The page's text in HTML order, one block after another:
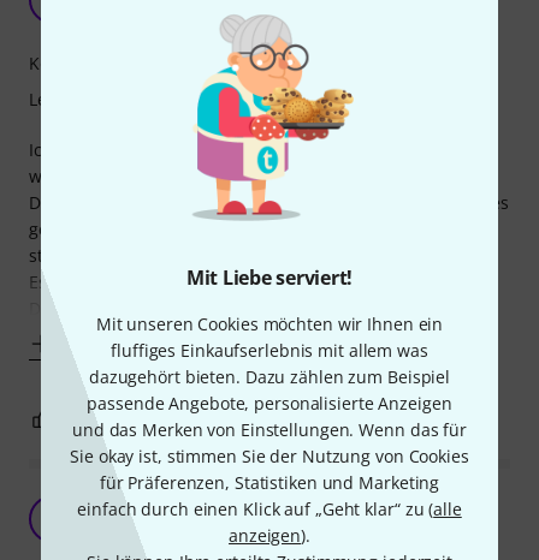
Mit Liebe serviert!
Mit unseren Cookies möchten wir Ihnen ein
fluffiges Einkaufserlebnis mit allem was
dazugehört bieten. Dazu zählen zum Beispiel
passende Angebote, personalisierte Anzeigen
und das Merken von Einstellungen. Wenn das für
Sie okay ist, stimmen Sie der Nutzung von Cookies
für Präferenzen, Statistiken und Marketing
einfach durch einen Klick auf „Geht klar“ zu (alle
anzeigen).
HatschNatsch 26.07.2024
Ich spiele nun seit 6 Wochen das Saxophon und die Schule
wurde mir von meinem (zukünftigen) Lehrer empfohlen.
Da ich bisher nur selten und sporadisch Unterricht habe (es
geht erst nächstes Schuljahr richtig los) ist eine gut
strukturierte Schule echt wichtig. Und das ist diese hier.
Es wird echt alles von den super einfachen Basics erklärt.
Die Lieder finde
Mehr anzeigen
Kompetenz
Lernfaktor
BEWERTUNG MELDEN
Gut, wenn man viele Traditionals mag
Henrik aus M. 05.01.2013